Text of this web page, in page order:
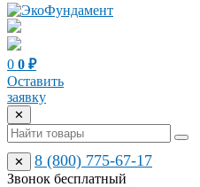
0 0 ₽
Оставить
заявку
✕
✕ 8 (800) 775-67-17
Звонок бесплатный